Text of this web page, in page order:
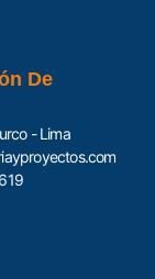
De
- Lima